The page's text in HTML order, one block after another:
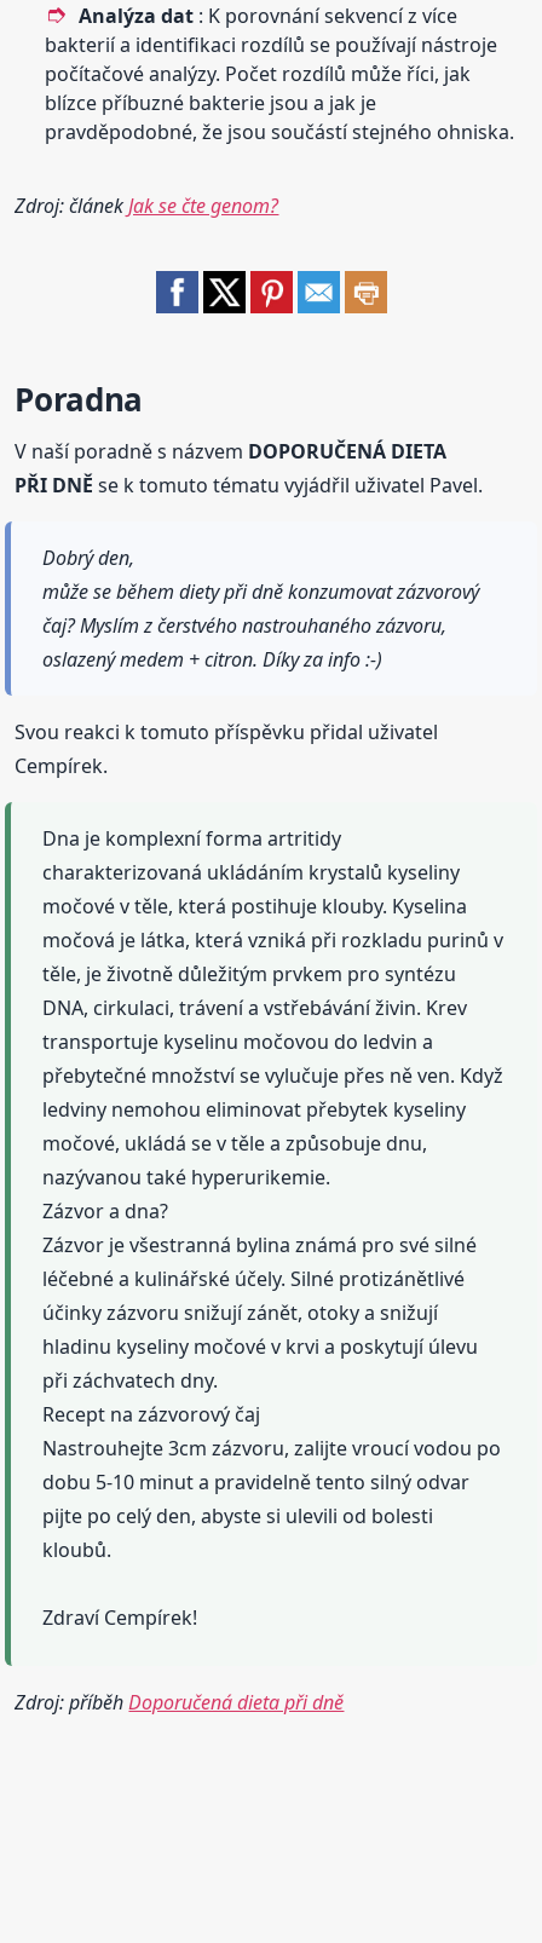
Analýza dat : K porovnání sekvencí z více
bakterií a identifikaci rozdílů se používají nástroje
počítačové analýzy. Počet rozdílů může říci, jak
blízce příbuzné bakterie jsou a jak je
pravděpodobné, že jsou součástí stejného ohniska.
Zdroj: článekJak se čte genom?
Poradna
V naší poradně s názvem DOPORUČENÁ DIETA
PŘI DNĚ se k tomuto tématu vyjádřil uživatel Pavel.
Dobrý den,
může se během diety při dně konzumovat zázvorový
čaj? Myslím z čerstvého nastrouhaného zázvoru,
oslazený medem + citron. Díky za info :-)
Svou reakci k tomuto příspěvku přidal uživatel
Cempírek.
Dna je komplexní forma artritidy
charakterizovaná ukládáním krystalů kyseliny
močové v těle, která postihuje klouby. Kyselina
močová je látka, která vzniká při rozkladu purinů v
těle, je životně důležitým prvkem pro syntézu
DNA, cirkulaci, trávení a vstřebávání živin. Krev
transportuje kyselinu močovou do ledvin a
přebytečné množství se vylučuje přes ně ven. Když
ledviny nemohou eliminovat přebytek kyseliny
močové, ukládá se v těle a způsobuje dnu,
nazývanou také hyperurikemie.
Zázvor a dna?
Zázvor je všestranná bylina známá pro své silné
léčebné a kulinářské účely. Silné protizánětlivé
účinky zázvoru snižují zánět, otoky a snižují
hladinu kyseliny močové v krvi a poskytují úlevu
při záchvatech dny.
Recept na zázvorový čaj
Nastrouhejte 3cm zázvoru, zalijte vroucí vodou po
dobu 5-10 minut a pravidelně tento silný odvar
pijte po celý den, abyste si ulevili od bolesti
kloubů.
Zdraví Cempírek!
Zdroj: příběhDoporučená dieta při dně